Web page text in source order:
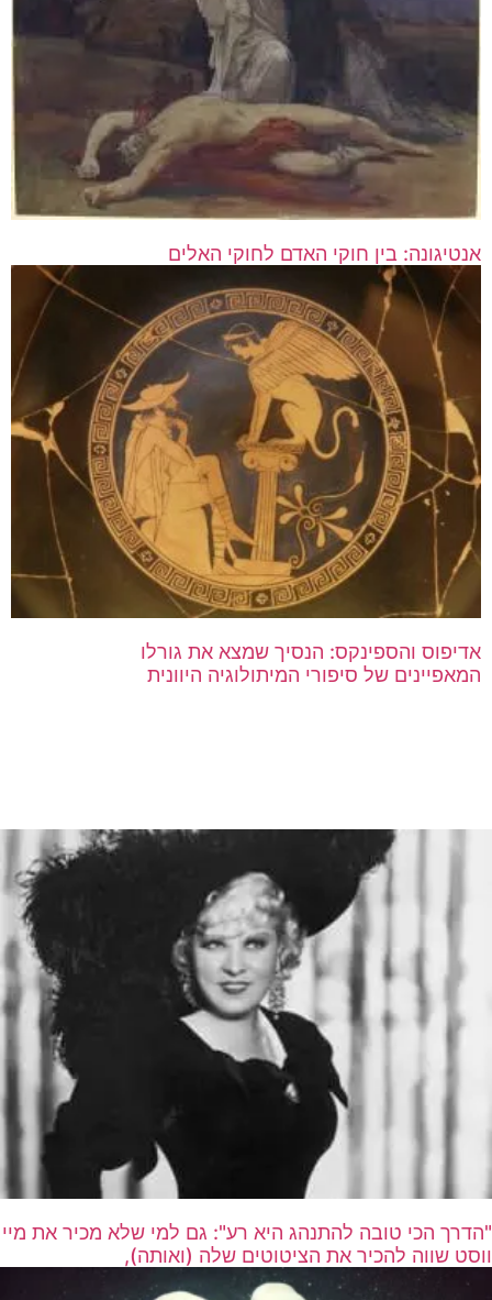
אנטיגונה: בין חוקי האדם לחוקי האלים
אדיפוס והספינקס: הנסיך שמצא את גורלו
המאפיינים של סיפורי המיתולוגיה היוונית
"הדרך הכי טובה להתנהג היא רע": גם למי שלא מכיר את מיי
ווסט שווה להכיר את הציטוטים שלה (ואותה),